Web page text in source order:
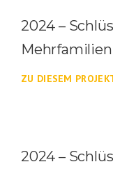
2024 –
ZU DIESEM
2024 –